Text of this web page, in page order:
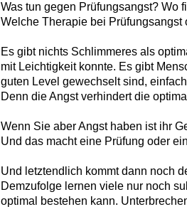
Was tun gegen Prüfungsangst? Wo
Welche Therapie bei Prüfungsangst
Es gibt nichts Schlimmeres als
mit Leichtigkeit konnte. Es gibt
guten Level gewechselt sind,
Denn die Angst verhindert die
Wenn Sie aber Angst haben ist ihr
Und das macht eine Prüfung oder
Und letztendlich kommt dann noch
Demzufolge lernen viele nur noch
optimal bestehen kann.